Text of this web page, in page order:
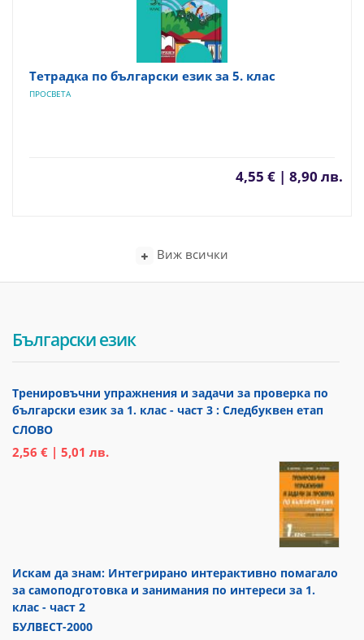
Тетрадка по български език за 5. клас
ПРОСВЕТА
4,55 € | 8,90 лв.
Виж всички
Български език
Тренировъчни упражнения и задачи за проверка по
български език за 1. клас - част 3 : Следбуквен етап
СЛОВО
2,56 € | 5,01 лв.
Искам да знам: Интегрирано интерактивно помагало
за самоподготовка и занимания по интереси за 1.
клас - част 2
БУЛВЕСТ-2000